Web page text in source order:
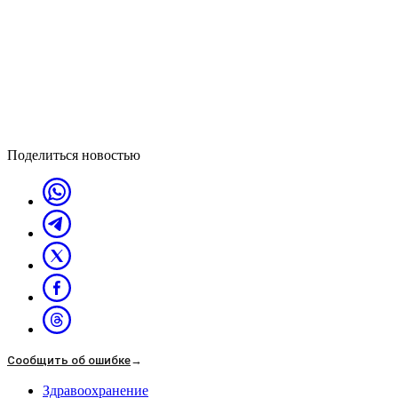
Поделиться новостью
Сообщить об ошибке→
Здравоохранение